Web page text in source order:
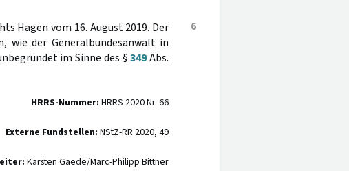
6
Hagen vom 16. August 2019. Der
wie der Generalbundesanwalt in
im Sinne des §349Abs.
HRRS-Nummer: HRRS 2020 Nr. 66
Externe Fundstellen: NStZ-RR 2020, 49
Karsten Gaede/Marc-Philipp Bittner